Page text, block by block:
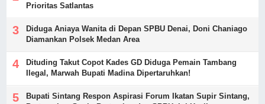
Prioritas Satlantas
Diduga Aniaya Wanita di Depan SPBU Denai, Doni Chaniago
Diamankan Polsek Medan Area
Dituding Takut Copot Kades GD Diduga Pemain Tambang
Ilegal, Marwah Bupati Madina Dipertaruhkan!
Bupati Sintang Respon Aspirasi Forum Ikatan Supir Sintang,